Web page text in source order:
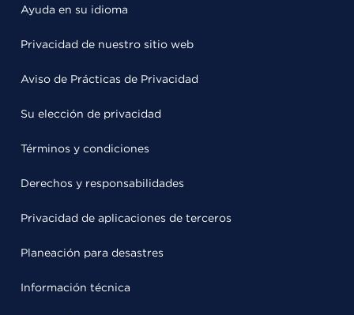
Ayuda en su idioma
Privacidad de nuestro sitio web
Aviso de Prácticas de Privacidad
Su elección de privacidad
Términos y condiciones
Derechos y responsabilidades
Privacidad de aplicaciones de terceros
Planeación para desastres
Información técnica